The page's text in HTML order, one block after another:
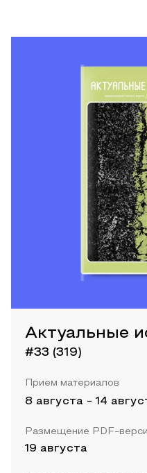
Актуальные
#33 (319)
Прием материалов
8 августа - 14
Размещение PDF-
19 августа